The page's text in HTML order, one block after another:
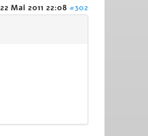
22 Mai 2011 22:08 #302